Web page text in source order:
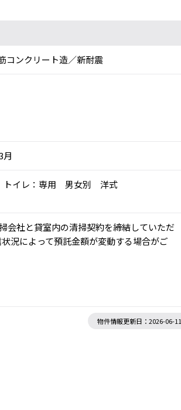
コンクリート造／新耐震
月
トイレ：専用 男女別 洋式
社と貸室内の清掃契約を締結していただ
によって預託金額が変動する場合がご
物件情報更新日：2026-06-11